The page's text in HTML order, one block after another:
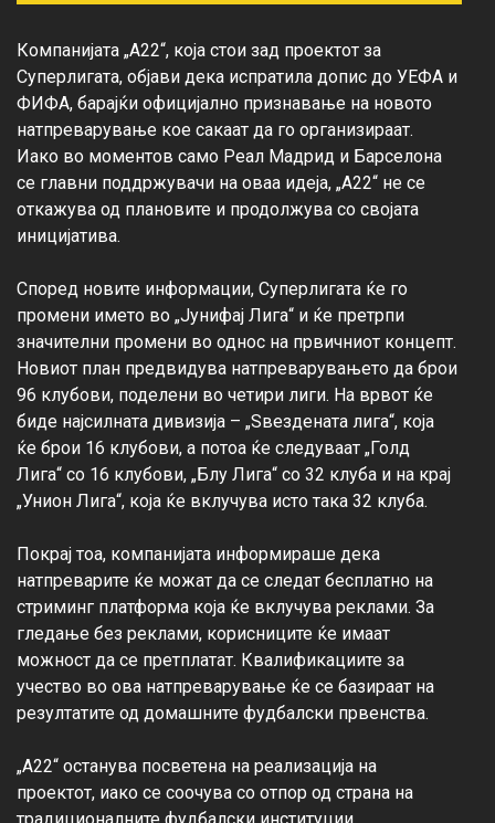
Компанијата „А22“, која стои зад проектот за
Суперлигата, објави дека испратила допис до УЕФА и
ФИФА, барајќи официјално признавање на новото
натпреварување кое сакаат да го организираат.
Иако во моментов само Реал Мадрид и Барселона
се главни поддржувачи на оваа идеја, „А22“ не се
откажува од плановите и продолжува со својата
иницијатива.
Според новите информации, Суперлигата ќе го
промени името во „Јунифај Лига“ и ќе претрпи
значителни промени во однос на првичниот концепт.
Новиот план предвидува натпреварувањето да брои
96 клубови, поделени во четири лиги. На врвот ќе
биде најсилната дивизија – „Ѕвездената лига“, која
ќе брои 16 клубови, а потоа ќе следуваат „Голд
Лига“ со 16 клубови, „Блу Лига“ со 32 клуба и на крај
„Унион Лига“, која ќе вклучува исто така 32 клуба.
Покрај тоа, компанијата информираше дека
натпреварите ќе можат да се следат бесплатно на
стриминг платформа која ќе вклучува реклами. За
гледање без реклами, корисниците ќе имаат
можност да се претплатат. Квалификациите за
учество во ова натпреварување ќе се базираат на
резултатите од домашните фудбалски првенства.
„А22“ останува посветена на реализација на
проектот, иако се соочува со отпор од страна на